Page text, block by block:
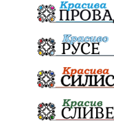
Вдъхновяваща
Замърсяване
Хавайска
Пресвета